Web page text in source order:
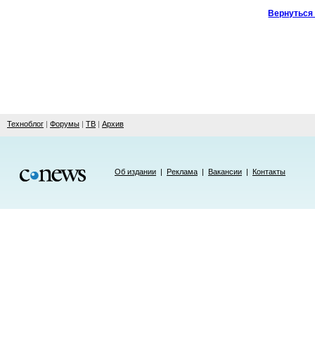
Техноблог | Форумы | ТВ | Архив
Об издании | Реклама | Вакансии | Контакты